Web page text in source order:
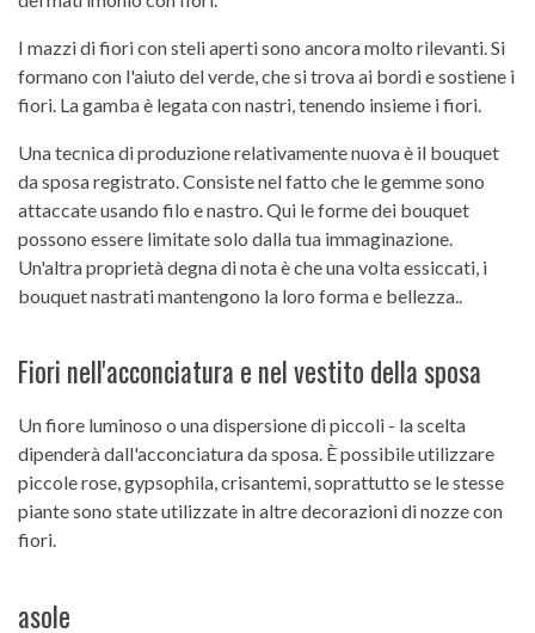
I mazzi di fiori con steli aperti sono ancora molto rilevanti. Si
formano con l'aiuto del verde, che si trova ai bordi e sostiene i
fiori. La gamba è legata con nastri, tenendo insieme i fiori.
Una tecnica di produzione relativamente nuova è il bouquet
da sposa registrato. Consiste nel fatto che le gemme sono
attaccate usando filo e nastro. Qui le forme dei bouquet
possono essere limitate solo dalla tua immaginazione.
Un'altra proprietà degna di nota è che una volta essiccati, i
bouquet nastrati mantengono la loro forma e bellezza..
Fiori nell'acconciatura e nel vestito della sposa
Un fiore luminoso o una dispersione di piccoli - la scelta
dipenderà dall'acconciatura da sposa. È possibile utilizzare
piccole rose, gypsophila, crisantemi, soprattutto se le stesse
piante sono state utilizzate in altre decorazioni di nozze con
fiori.
asole